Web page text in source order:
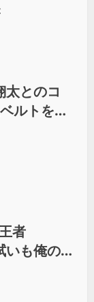
太とのコ
ルトを巡
者
いも俺の
言